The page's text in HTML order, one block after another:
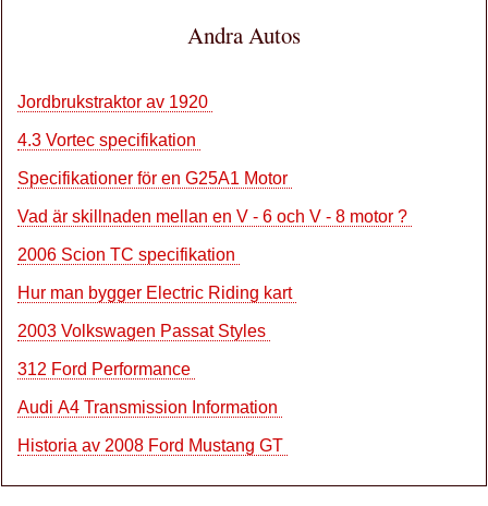
Andra Autos
Jordbrukstraktor av 1920
4.3 Vortec specifikation
Specifikationer för en G25A1 Motor
Vad är skillnaden mellan en V - 6 och V - 8 motor ?
2006 Scion TC specifikation
Hur man bygger Electric Riding kart
2003 Volkswagen Passat Styles
312 Ford Performance
Audi A4 Transmission Information
Historia av 2008 Ford Mustang GT